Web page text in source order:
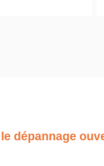
dépannage